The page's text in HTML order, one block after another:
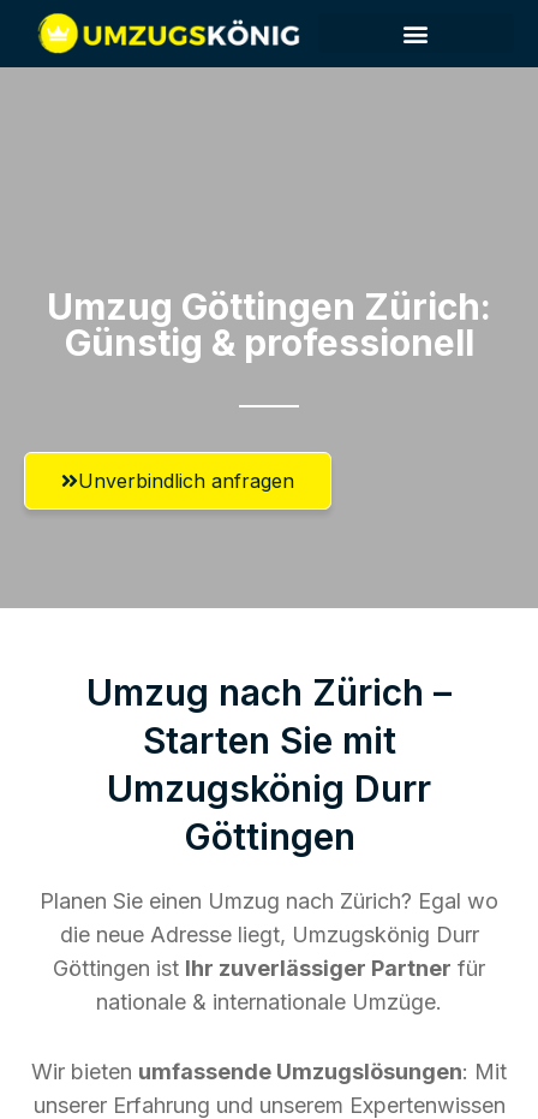
Umzug Göttingen​ Zürich:
Günstig & professionell​
Unverbindlich anfragen
Umzug nach Zürich –
Starten Sie mit
Umzugskönig Durr
Göttingen
Planen Sie einen Umzug nach Zürich? Egal wo
die neue Adresse liegt, Umzugskönig Durr
Göttingen ist Ihr zuverlässiger Partner für
nationale & internationale Umzüge.
Wir bieten umfassende Umzugslösungen: Mit
unserer Erfahrung und unserem Expertenwissen